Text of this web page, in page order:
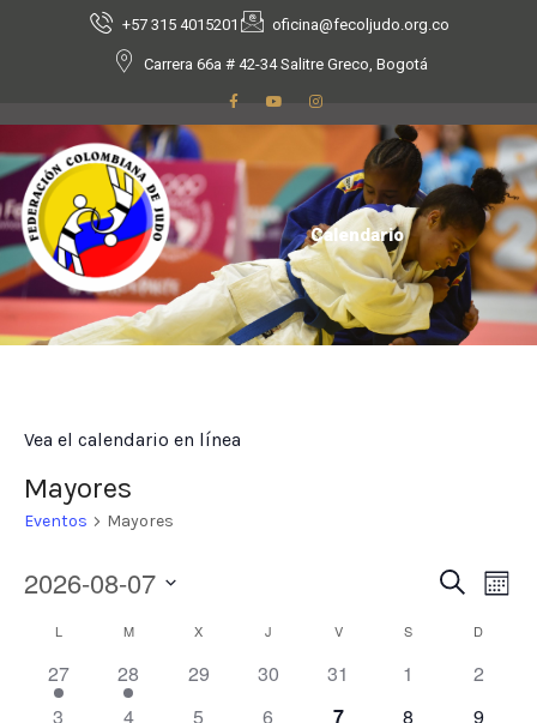
+57 315 4015201 oficina@fecoljudo.org.co
Carrera 66a # 42-34 Salitre Greco, Bogotá
Calendario
Vea el calendario en línea
Mayores
Eventos Mayores
Buscar
Mes
2026-08-07
Calendario
de
L M X J V S D
1
evento
27
1
evento
28
0
29
0
30
0
31
0
1
0
2
0
3
0
4
0
5
0
6
0
7
0
8
0
9